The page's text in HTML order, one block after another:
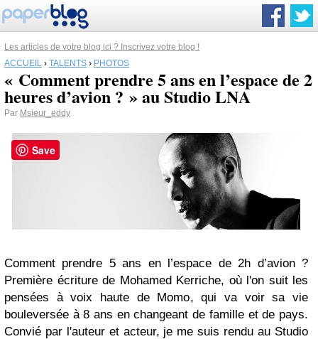
Les articles de votre blog ici ? Inscrivez votre blog !
ACCUEIL › TALENTS › PHOTOS
« Comment prendre 5 ans en l’espace de 2
heures d’avion ? » au Studio LNA
Par Msieur_eddy
Comment prendre 5 ans en l’espace de 2h d’avion ?
Première écriture de Mohamed Kerriche, où l'on suit les
pensées à voix haute de Momo, qui va voir sa vie
bouleversée à 8 ans en changeant de famille et de pays.
Convié par l'auteur et acteur, je me suis rendu au Studio
Save